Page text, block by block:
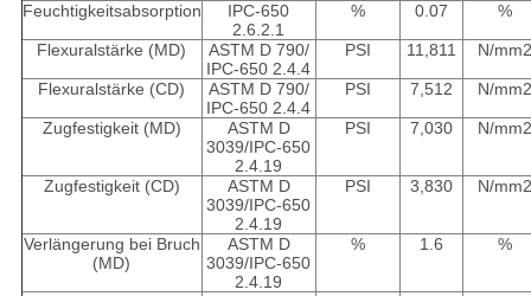
Feuchtigkeitsabsorption
IPC-650
2.6.2.1
% 0.07 %
Flexuralstärke (MD)
ASTM D 790/
IPC-650 2.4.4
PSI 11,811 N/mm2
Flexuralstärke (CD)
ASTM D 790/
IPC-650 2.4.4
PSI 7,512 N/mm2
Zugfestigkeit (MD)
ASTM D
3039/IPC-650
2.4.19
PSI 7,030 N/mm2
Zugfestigkeit (CD)
ASTM D
3039/IPC-650
2.4.19
PSI 3,830 N/mm2
Verlängerung bei Bruch
(MD)
ASTM D
3039/IPC-650
2.4.19
% 1.6 %